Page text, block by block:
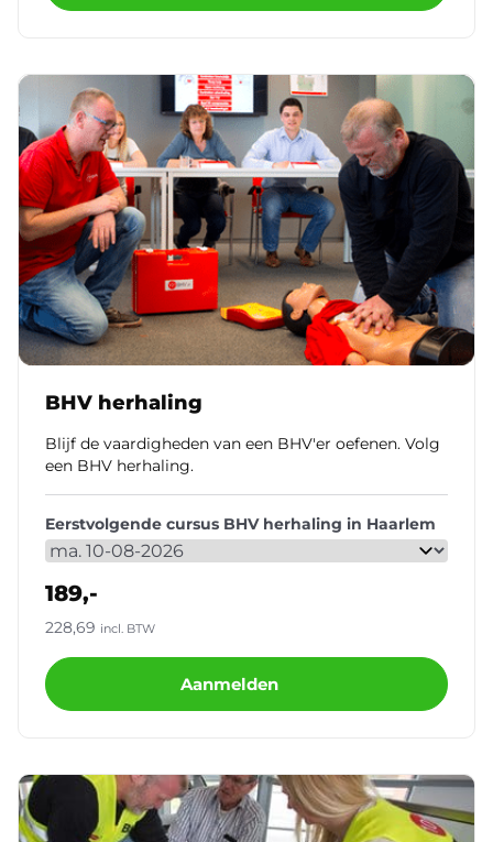
BHV herhaling
Blijf de vaardigheden van een BHV'er oefenen. Volg
een BHV herhaling.
Eerstvolgende cursus BHV herhaling in Haarlem
189,-
228,69 incl. BTW
Aanmelden